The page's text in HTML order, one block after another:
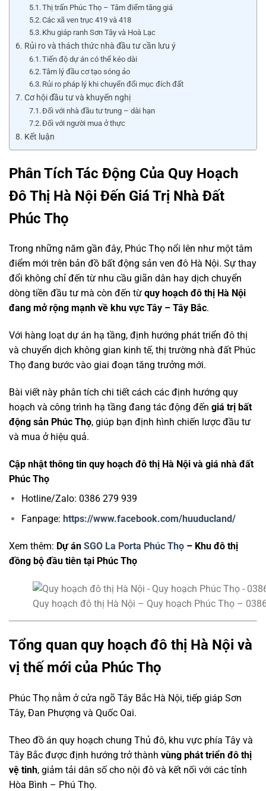
Thị trấn Phúc Thọ – Tâm điểm tăng giá
Các xã ven trục 419 và 418
Khu giáp ranh Sơn Tây và Hoà Lạc
Rủi ro và thách thức nhà đầu tư cần lưu ý
Tiến độ dự án có thể kéo dài
Tâm lý đầu cơ tạo sóng ảo
Rủi ro pháp lý khi chuyển đổi mục đích đất
Cơ hội đầu tư và khuyến nghị
Đối với nhà đầu tư trung – dài hạn
Đối với người mua ở thực
Kết luận
Phân Tích Tác Động Của Quy Hoạch
Đô Thị Hà Nội Đến Giá Trị Nhà Đất
Phúc Thọ
Trong những năm gần đây, Phúc Thọ nổi lên như một tâm
điểm mới trên bản đồ bất động sản ven đô Hà Nội. Sự thay
đổi không chỉ đến từ nhu cầu giãn dân hay dịch chuyển
dòng tiền đầu tư mà còn đến từ quy hoạch đô thị Hà Nội
đang mở rộng mạnh về khu vực Tây – Tây Bắc.
Với hàng loạt dự án hạ tầng, định hướng phát triển đô thị
và chuyển dịch không gian kinh tế, thị trường nhà đất Phúc
Thọ đang bước vào giai đoạn tăng trưởng mới.
Bài viết này phân tích chi tiết cách các định hướng quy
hoạch và công trình hạ tầng đang tác động đến giá trị bất
động sản Phúc Thọ, giúp bạn định hình chiến lược đầu tư
và mua ở hiệu quả.
Cập nhật thông tin quy hoạch đô thị Hà Nội và giá nhà đất
Phúc Thọ
Hotline/Zalo: 0386 279 939
Fanpage: https://www.facebook.com/huuducland/
Xem thêm: Dự án SGO La Porta Phúc Thọ – Khu đô thị
đồng bộ đầu tiên tại Phúc Thọ
Quy hoạch đô thị Hà Nội – Quy hoạch Phúc Thọ –
Tổng quan quy hoạch đô thị Hà Nội và
vị thế mới của Phúc Thọ
Phúc Thọ nằm ở cửa ngõ Tây Bắc Hà Nội, tiếp giáp Sơn
Tây, Đan Phượng và Quốc Oai.
Theo đồ án quy hoạch chung Thủ đô, khu vực phía Tây và
Tây Bắc được định hướng trở thành vùng phát triển đô thị
vệ tinh, giảm tải dân số cho nội đô và kết nối với các tỉnh
Hòa Bình – Phú Thọ.